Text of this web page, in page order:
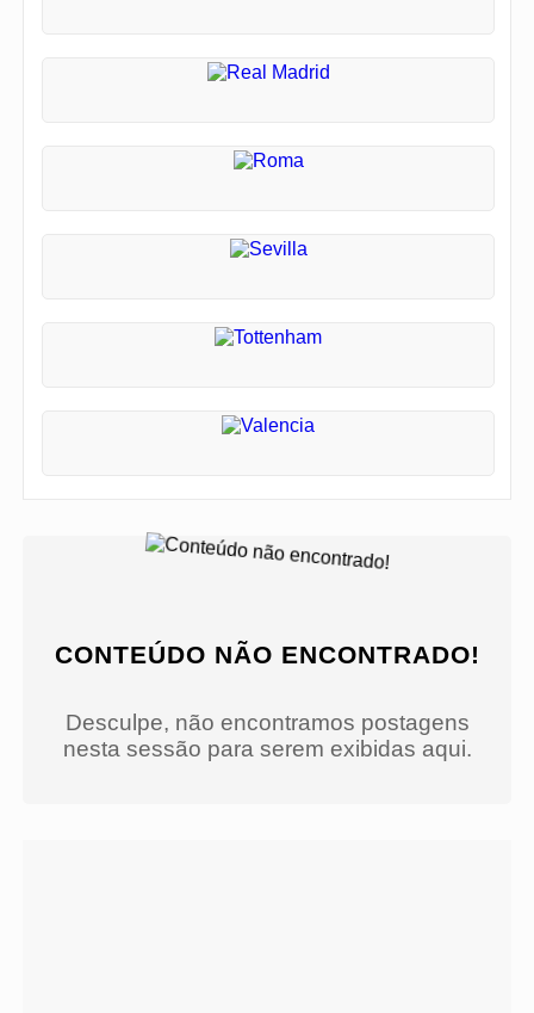
CONTEÚDO NÃO ENCONTRADO!
Desculpe, não encontramos postagens
nesta sessão para serem exibidas aqui.